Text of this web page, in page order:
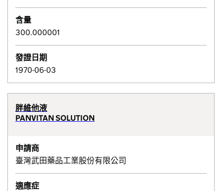
含量
300.000001
發證日期
1970-06-03
胖維他液
PANVITAN SOLUTION
申請商
臺灣武田藥品工業股份有限公司
適應症